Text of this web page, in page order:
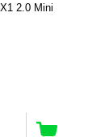
2.0 Mini